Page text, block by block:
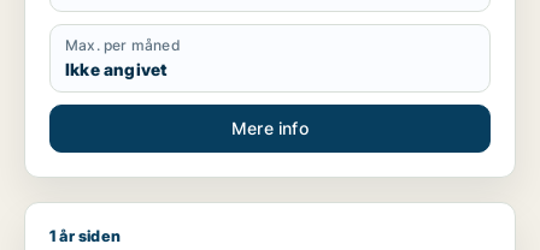
Max. per måned
Ikke angivet
Mere info
Rafiq søger lager, værksted, boligudlejningsejendom, hotel
1 år siden